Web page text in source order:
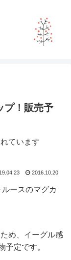
プ！販売予
ています
2016.10.20
ースのマグカ
め、イーグル感
予定です。